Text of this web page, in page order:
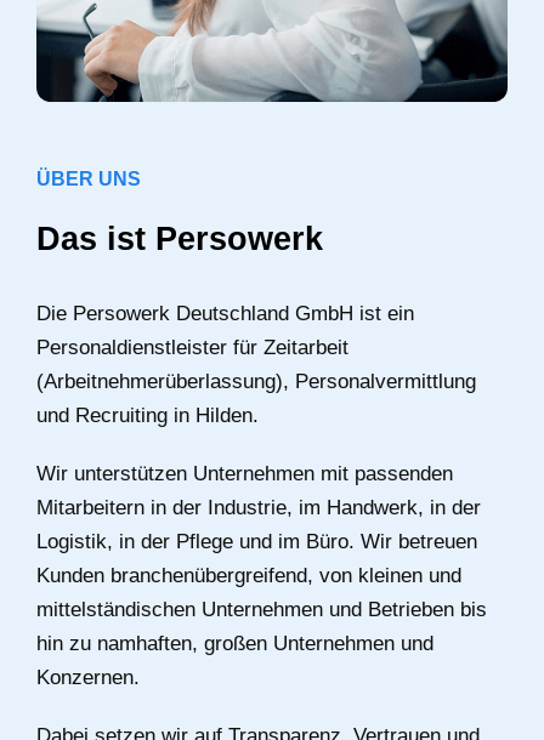
ÜBER UNS
Das ist Persowerk
Die Persowerk Deutschland GmbH ist ein
Personaldienstleister für Zeitarbeit
(Arbeitnehmerüberlassung), Personalvermittlung
und Recruiting in Hilden.
Wir unterstützen Unternehmen mit passenden
Mitarbeitern in der Industrie, im Handwerk, in der
Logistik, in der Pflege und im Büro. Wir betreuen
Kunden branchenübergreifend, von kleinen und
mittelständischen Unternehmen und Betrieben bis
hin zu namhaften, großen Unternehmen und
Konzernen.